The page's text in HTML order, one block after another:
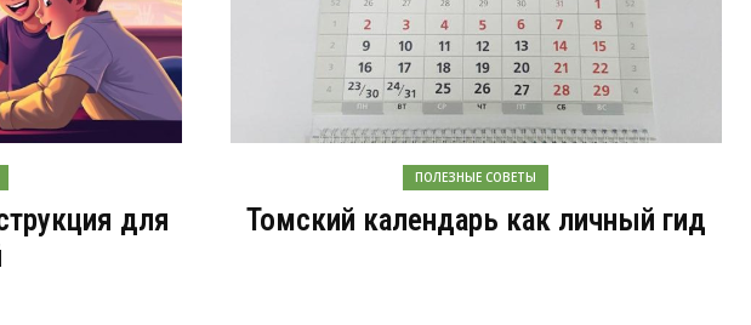
для
ПОЛЕЗНЫЕ СОВЕТЫ
Томский календарь как личный гид